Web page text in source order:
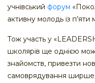
учнівський форум
активну молодь із п’яти
Тож участь у
школярів ще однією
знайомств, привезти
самоврядування